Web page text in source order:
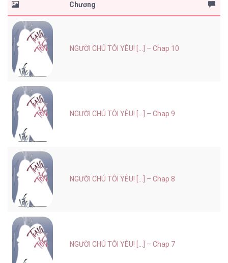
Chương
NGƯỜI CHÚ TÔI YÊU! [...] – Chap 10
NGƯỜI CHÚ TÔI YÊU! [...] – Chap 9
NGƯỜI CHÚ TÔI YÊU! [...] – Chap 8
NGƯỜI CHÚ TÔI YÊU! [...] – Chap 7